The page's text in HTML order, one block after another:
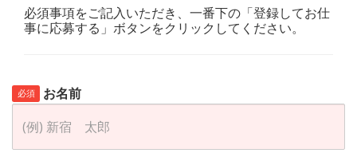
必須事項をご記入いただき、一番下の「登録してお仕
事に応募する」ボタンをクリックしてください。
必須 お名前